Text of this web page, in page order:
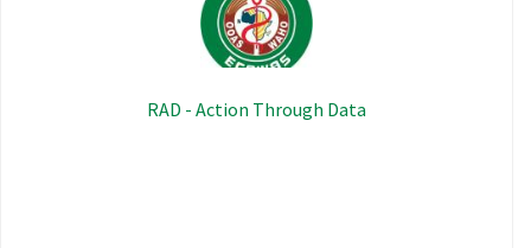
RAD - Action Through Data